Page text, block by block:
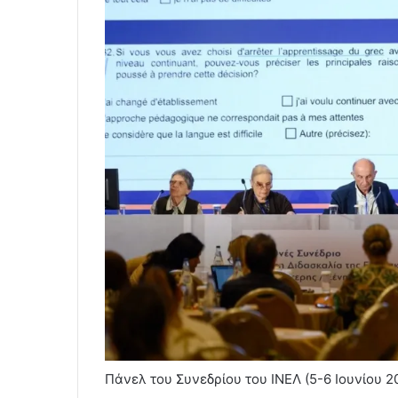
Πάνελ του Συνεδρίου του ΙΝΕΛ (5-6 Ιουνίου